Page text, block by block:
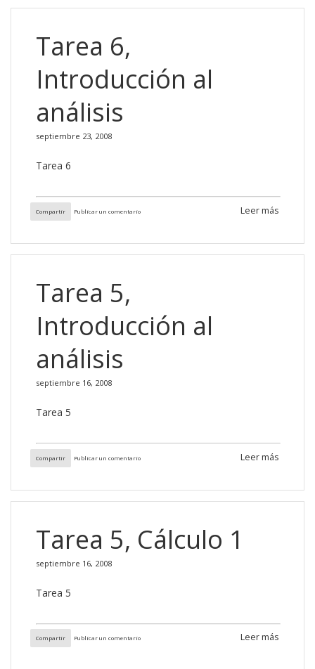
Tarea 6,
Introducción al
análisis
septiembre 23, 2008
Tarea 6
Compartir Publicar un comentario Leer más
Tarea 5,
Introducción al
análisis
septiembre 16, 2008
Tarea 5
Compartir Publicar un comentario Leer más
Tarea 5, Cálculo 1
septiembre 16, 2008
Tarea 5
Compartir Publicar un comentario Leer más